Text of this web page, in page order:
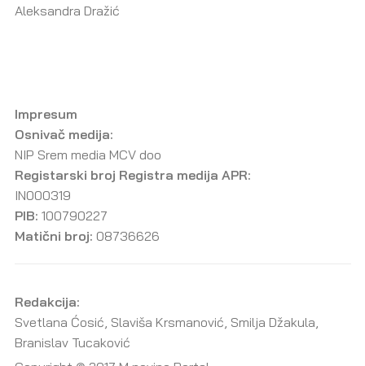
Aleksandra Dražić
Impresum
Osnivač medija:
NIP Srem media MCV doo
Registarski broj Registra medija APR:
IN000319
PIB: 100790227
Matični broj: 08736626
Redakcija:
Svetlana Ćosić, Slaviša Krsmanović, Smilja Džakula,
Branislav Tucaković